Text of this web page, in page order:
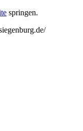
springen.